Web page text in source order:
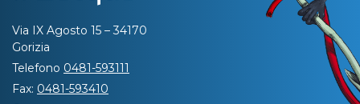
Via IX Agosto 15 – 34170
Gorizia
Telefono 0481-593111
Fax: 0481-593410